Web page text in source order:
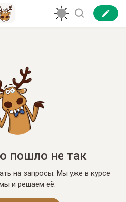
пошло не так
на запросы. Мы уже в курсе
и решаем её.